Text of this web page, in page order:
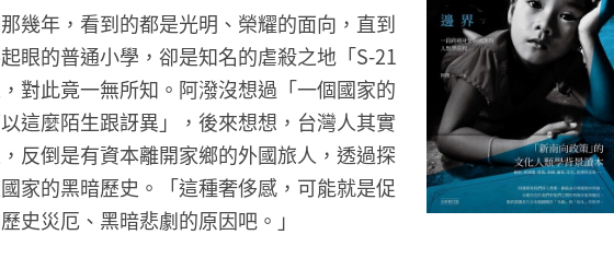
幾年，看到的都是光明、榮耀的面向，直到
眼的普通小學，卻是知名的虐殺之地「S-21
對此竟一無所知。阿潑沒想過「一個國家的
這麼陌生跟訝異」，後來想想，台灣人其實
反倒是有資本離開家鄉的外國旅人，透過探
家的黑暗歷史。「這種奢侈感，可能就是促
史災厄、黑暗悲劇的原因吧。」